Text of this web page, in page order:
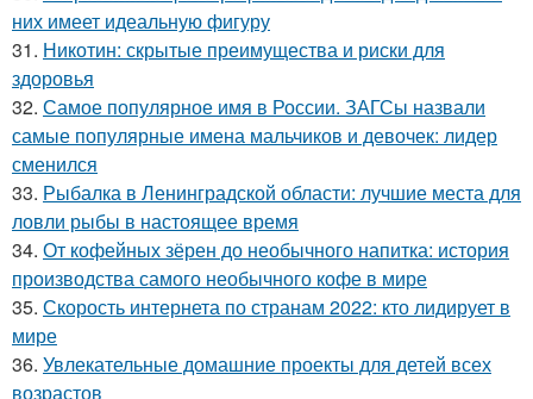
них имеет идеальную фигуру
31. Никотин: скрытые преимущества и риски для
здоровья
32. Самое популярное имя в России. ЗАГСы назвали
самые популярные имена мальчиков и девочек: лидер
сменился
33. Рыбалка в Ленинградской области: лучшие места для
ловли рыбы в настоящее время
34. От кофейных зёрен до необычного напитка: история
производства самого необычного кофе в мире
35. Скорость интернета по странам 2022: кто лидирует в
мире
36. Увлекательные домашние проекты для детей всех
возрастов